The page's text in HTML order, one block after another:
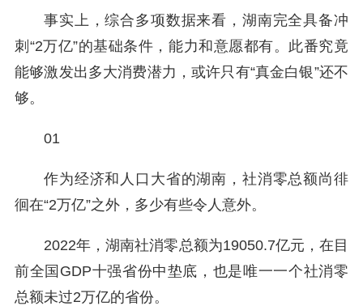
事实上，综合多项数据来看，湖南完全具备冲
刺“2万亿”的基础条件，能力和意愿都有。此番究竟
能够激发出多大消费潜力，或许只有“真金白银”还不
够。
01
作为经济和人口大省的湖南，社消零总额尚徘
徊在“2万亿”之外，多少有些令人意外。
2022年，湖南社消零总额为19050.7亿元，在目
前全国GDP十强省份中垫底，也是唯一一个社消零
总额未过2万亿的省份。